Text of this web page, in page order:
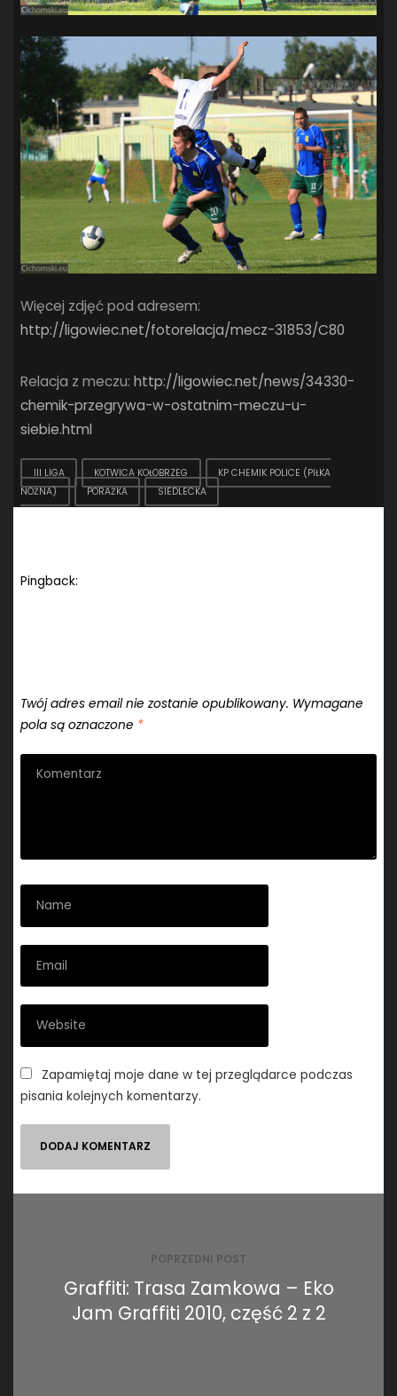
Więcej zdjęć pod adresem:
http://ligowiec.net/fotorelacja/mecz-31853/C80
Relacja z meczu:http://ligowiec.net/news/34330-
chemik-przegrywa-w-ostatnim-meczu-u-
siebie.html
III LIGA KOTWICA KOŁOBRZEG
KP CHEMIK POLICE (PIŁKA
NOŻNA)
PORAŻKA SIEDLECKA
Pingback:
Twój adres email nie zostanie opublikowany. Wymagane
pola są oznaczone *
Zapamiętaj moje dane w tej przeglądarce podczas
pisania kolejnych komentarzy.
POPRZEDNI POST
Graffiti: Trasa Zamkowa – Eko
Jam Graffiti 2010, część 2 z 2